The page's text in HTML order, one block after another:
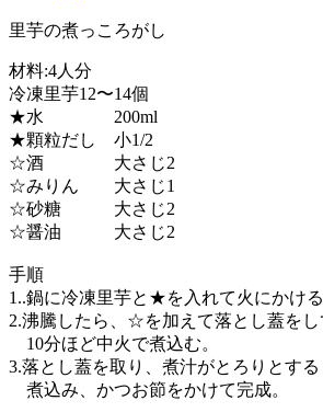
里芋の煮っころがし
材料:4人分
冷凍里芋12〜14個
★水 200ml
★顆粒だし 小1/2
☆酒 大さじ2
☆みりん 大さじ1
☆砂糖 大さじ2
☆醤油 大さじ2
手順
1..鍋に冷凍里芋と★を入れて火にかける
2.沸騰したら、☆を加えて落とし蓋をし
10分ほど中火で煮込む。
3.落とし蓋を取り、煮汁がとろりとす
煮込み、かつお節をかけて完成。